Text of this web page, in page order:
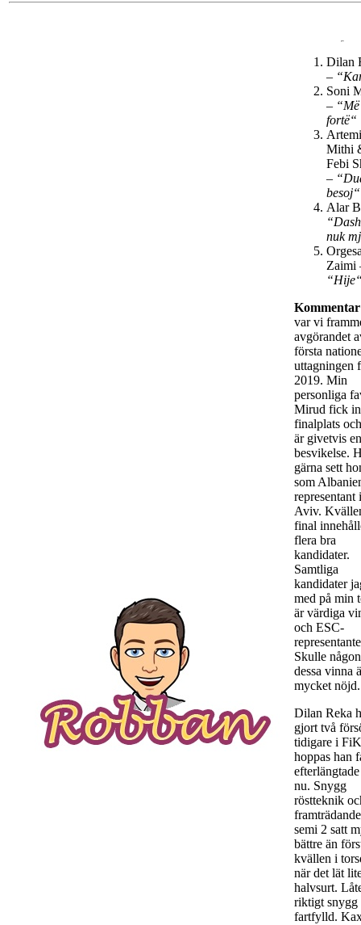
Dilan
–
Soni
–
fortë“
Mithi
Febi
–
besoj“
Alar
nuk
Zaimi
var vi
avgörandet
första
uttagningen
2019. Min
personliga
Mirud fick
finalplats
är givetvis en
besvikelse.
gärna sett
som
representant
Aviv.
final
flera bra
kandidater.
Samtliga
kandidater
med på min
är värdiga
och ESC-
Skulle
dessa vinna
mycket nöjd.
Dilan Reka
gjort två
tidigare i
hoppas han
nu. Snygg
röstteknik
semi 2 satt
bättre än
kvällen i
när det lät
halvsurt.
riktigt snygg
fartfylld.